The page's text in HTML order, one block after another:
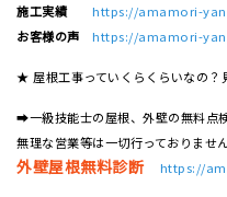
施工実績
https://amamori-
お客様の声
https://amamori-
★ 屋根工事っていくらくらいなの？
➡一級技能士の屋根、外壁の無料点
無理な営業等は一切行っておりませ
外壁屋根無料診断 https://